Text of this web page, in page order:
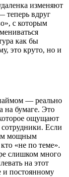
изменяют
теперь вдруг
с которым
как бы
это круто, но и
— реально
на бумаге. Это
ощущают
Если
мощным
«не по теме».
слишком много
на этот
и постоянному